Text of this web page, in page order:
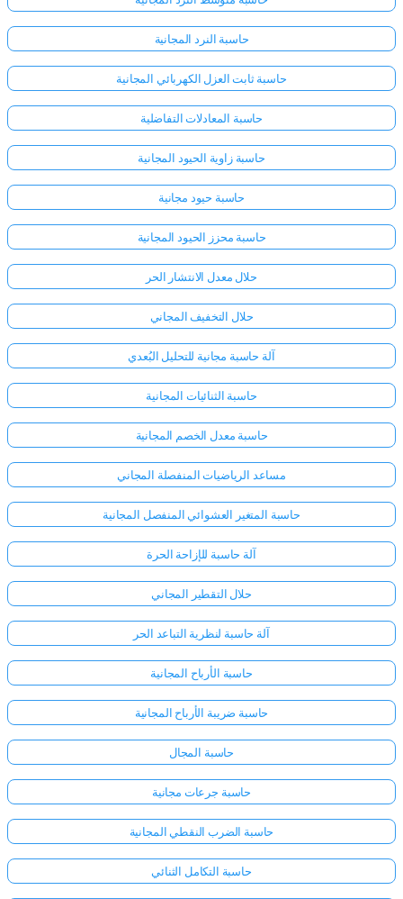
حاسبة النرد المجانية
حاسبة ثابت العزل الكهربائي المجانية
حاسبة المعادلات التفاضلية
حاسبة زاوية الحيود المجانية
حاسبة حيود مجانية
حاسبة محزز الحيود المجانية
حلال معدل الانتشار الحر
حلال التخفيف المجاني
آلة حاسبة مجانية للتحليل البُعدي
حاسبة الثنائيات المجانية
حاسبة معدل الخصم المجانية
مساعد الرياضيات المنفصلة المجاني
حاسبة المتغير العشوائي المنفصل المجانية
آلة حاسبة للإزاحة الحرة
حلال التقطير المجاني
آلة حاسبة لنظرية التباعد الحر
حاسبة الأرباح المجانية
حاسبة ضريبة الأرباح المجانية
حاسبة المجال
حاسبة جرعات مجانية
حاسبة الضرب النقطي المجانية
حاسبة التكامل الثنائي